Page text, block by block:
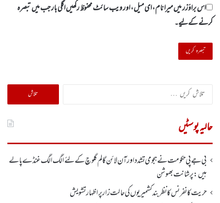
اس براؤزر میں میرا نام، ای میل، اور ویب سائٹ محفوظ رکھیں اگلی بار جب میں تبصرہ
کرنے کےلیے۔
تلاش
کریں
حالیہ پوسٹیں
بی جے پی حکومت نے ہجومی تشدد اورآن لائن گالم گلوچ کے لئے الگ الگ غنڈے پالے
ہیں: پرشانت بھوشن
حریت کانفرنس کا نظر بند کشمیریوں کی حالت زار پر اظہار تشویش